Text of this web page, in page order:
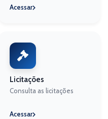
Acessar
Licitações
Consulta as licitações
Acessar